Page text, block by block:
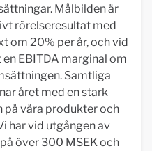
Målbilden är
rörelseresultat med
om 20% per år, och vid
EBITDA marginal om
Samtliga
året med en stark
våra produkter och
har vid utgången av
över 300 MSEK och